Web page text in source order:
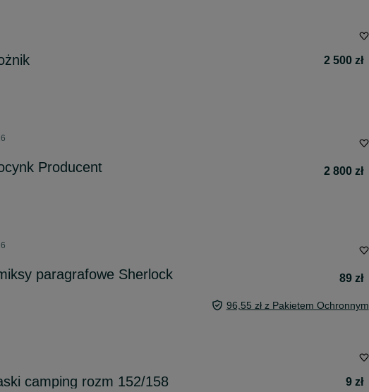
2 500 zł
Producent
2 800 zł
paragrafowe Sherlock
89 zł
96,55 zł z Pakietem Ochronnym
camping rozm 152/158
9 zł